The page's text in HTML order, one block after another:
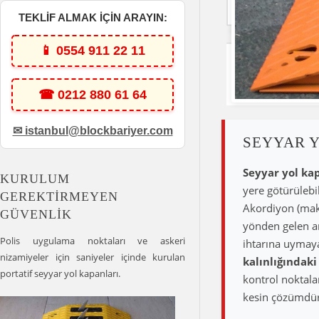
TEKLİF ALMAK İÇİN ARAYIN:
📱 0554 911 22 11
☎ 0212 880 61 64
✉ istanbul@blockbariyer.com
KURULUM
GEREKTIRMEYEN
GÜVENLIK
Polis uygulama noktaları ve askeri
nizamiyeler için saniyeler içinde kurulan
portatif seyyar yol kapanları.
SEYYAR
Seyyar yol
yere
Akordiyon
yönden gelen
ihtarına
kontrol
kesin